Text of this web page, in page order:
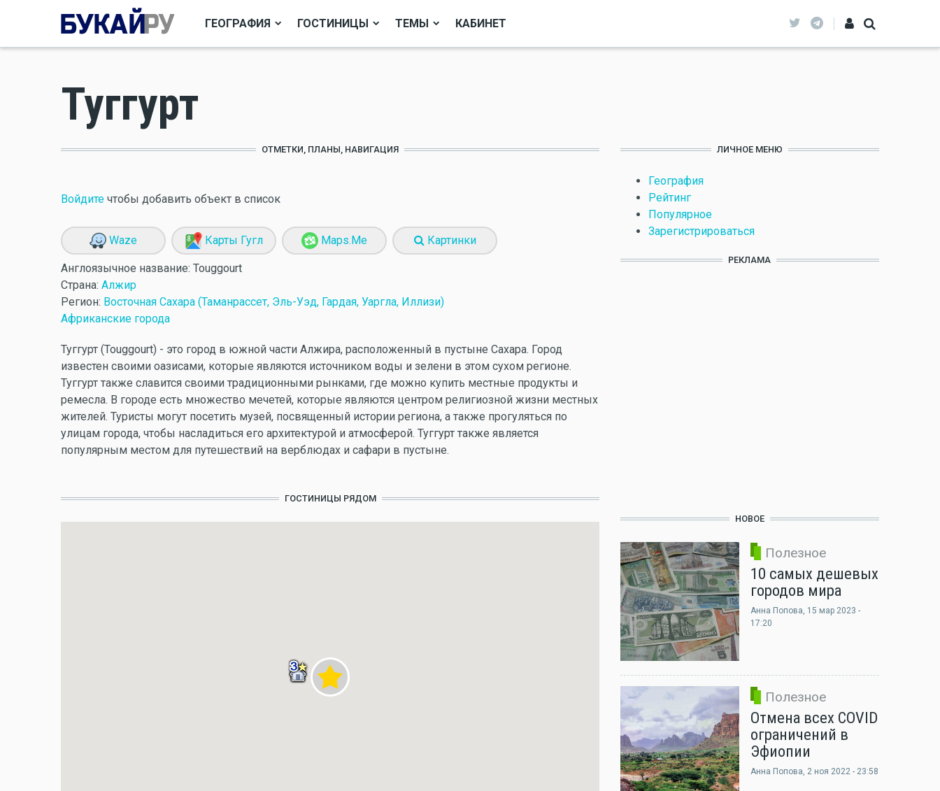
ГЕОГРАФИЯ ГОСТИНИЦЫ ТЕМЫ КАБИНЕТ
Туггурт
ОТМЕТКИ, ПЛАНЫ, НАВИГАЦИЯ
Войдите чтобы добавить объект в список
Waze Карты Гугл Maps.Me Картинки
Англоязычное название: Touggourt
Страна: Алжир
Регион: Восточная Сахара (Таманрассет, Эль-Уэд, Гардая, Уаргла, Иллизи)
Африканские города
Туггурт (Touggourt) - это город в южной части Алжира, расположенный в пустыне Сахара. Город
известен своими оазисами, которые являются источником воды и зелени в этом сухом регионе.
Туггурт также славится своими традиционными рынками, где можно купить местные продукты и
ремесла. В городе есть множество мечетей, которые являются центром религиозной жизни местных
жителей. Туристы могут посетить музей, посвященный истории региона, а также прогуляться по
улицам города, чтобы насладиться его архитектурой и атмосферой. Туггурт также является
популярным местом для путешествий на верблюдах и сафари в пустыне.
ГОСТИНИЦЫ РЯДОМ
ЛИЧНОЕ МЕНЮ
География
Рейтинг
Популярное
Зарегистрироваться
РЕКЛАМА
НОВОЕ
Полезное
10 самых дешевых
городов мира
Анна Попова, 15 мар 2023 -
17:20
Полезное
Отмена всех COVID
ограничений в
Эфиопии
Анна Попова, 2 ноя 2022 - 23:58